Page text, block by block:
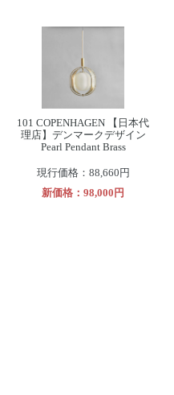
101 COPENHAGEN 【日本代
理店】デンマークデザイン
Pearl Pendant Brass
現行価格：88,660円
新価格：98,000円